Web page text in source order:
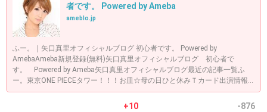
者です。 Powered by Ameba
ameblo.jp
ふー。｜矢口真里オフィシャルブログ 初心者です。 Powered by
AmebaAmeba新規登録(無料)矢口真里オフィシャルブログ 初心者で
す。 Powered by Ameba矢口真里オフィシャルブログ最近の記事一覧ふ
ー。東京ONE PIECEタワー！！！お皿☆母の日ひと休みＴカード出演情報...
+10 -876